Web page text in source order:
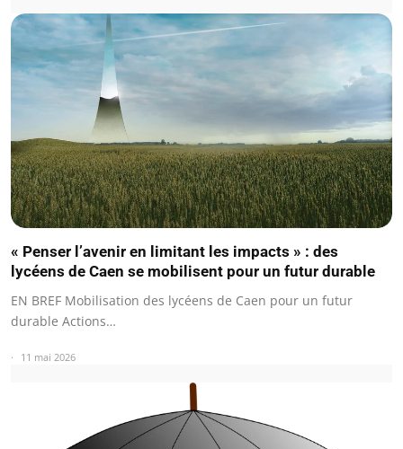
« Penser l’avenir en limitant les impacts » : des
lycéens de Caen se mobilisent pour un futur durable
EN BREF Mobilisation des lycéens de Caen pour un futur
durable Actions…
11 mai 2026